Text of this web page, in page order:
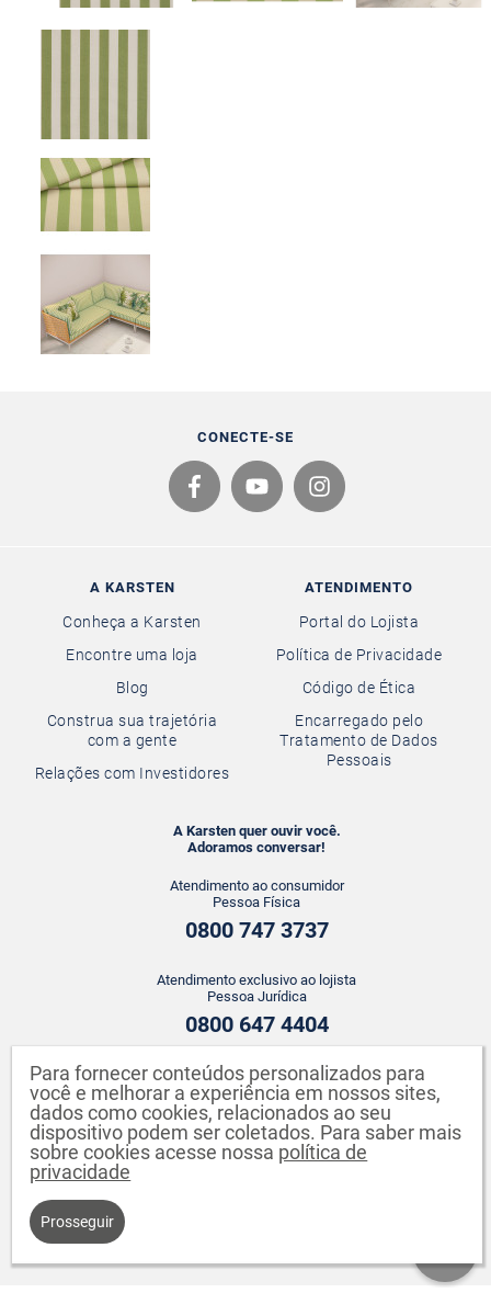
CONECTE-SE
A KARSTEN
Conheça a Karsten
Encontre uma loja
Blog
Construa sua trajetória
com a gente
Relações com Investidores
ATENDIMENTO
Portal do Lojista
Política de Privacidade
Código de Ética
Encarregado pelo
Tratamento de Dados
Pessoais
ATENDIMENTO WHATSAPP
+55 43 3142-2149
A Karsten quer ouvir você.
Adoramos conversar!
Atendimento ao consumidor
Pessoa Física
0800 747 3737
Atendimento exclusivo ao lojista
Pessoa Jurídica
0800 647 4404
Karsten S.A. CNPJ: 82.640.558/0001-04. Endereço: Rua Johann Karsten,
Para fornecer conteúdos personalizados para
você e melhorar a experiência em nossos sites,
dados como cookies, relacionados ao seu
dispositivo podem ser coletados. Para saber mais
sobre cookies acesse nossa política de
privacidade
Prosseguir